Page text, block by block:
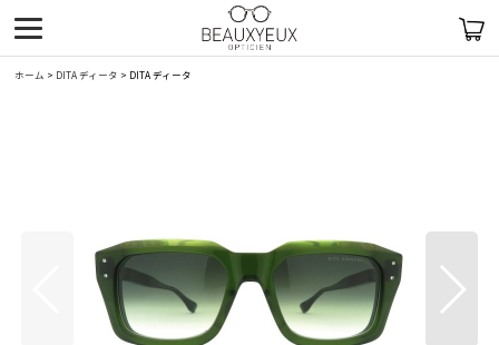
ホーム > DITA ディータ > DITA ディータ